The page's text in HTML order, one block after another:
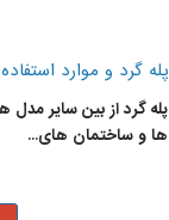
پله گرد و موارد
پله گرد از بین سایر مدل
ها و ساختمان های...